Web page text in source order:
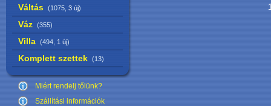
Váltás (1075, 3 új)
Váz (355)
Villa (494, 1 új)
Komplett szettek (13)
Miért rendelj tőlünk?
Szállítási információk